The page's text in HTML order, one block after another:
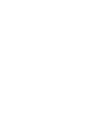
El Parque
serán
largo del
rutas,